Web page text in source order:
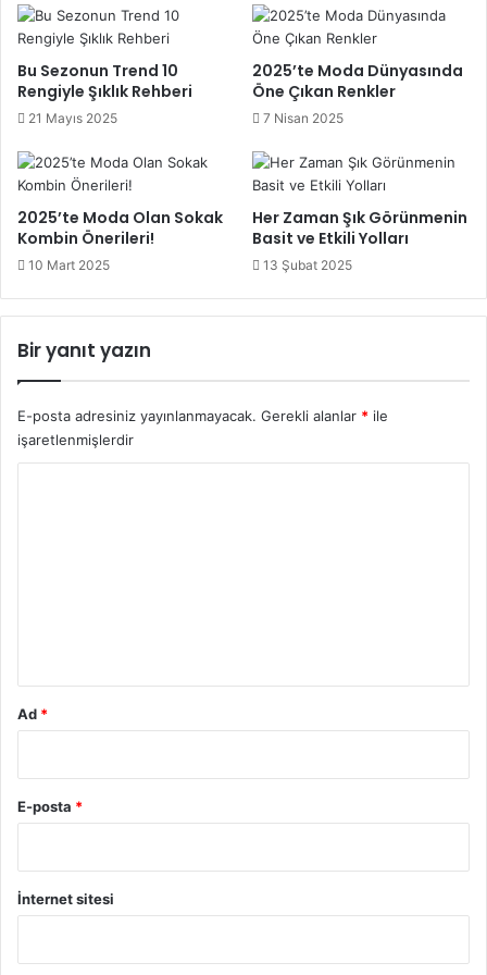
örneklerle kendi stiliniz yaratırken aynı zamanda modanın
tasarımlarından da faydalanmayı unutmayın!
Erkek modası ınstagram
erkek modası kış
Bu Sezonun Trend 10
Rengiyle Şıklık Rehberi
21 Mayıs 2025
2025’te Moda Dünyasında
Öne Çıkan Renkler
7 Nisan 2025
2025’te Moda Olan Sokak
Kombin Önerileri!
10 Mart 2025
Her Zaman Şık Görünmenin
Basit ve Etkili Yolları
13 Şubat 2025
Bir yanıt yazın
E-posta adresiniz yayınlanmayacak. Gerekli alanlar * ile
işaretlenmişlerdir
Ad *
E-posta *
İnternet sitesi